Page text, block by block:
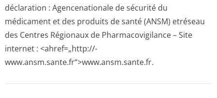
déclaration : Agencenationale de sécurité du
médicament et des produits de santé (ANSM) etréseau
des Centres Régionaux de Pharmacovigilance – Site
internet : <ahref=„http://­
www.ansm.sante­.fr“>www.ansm­.sante.fr.